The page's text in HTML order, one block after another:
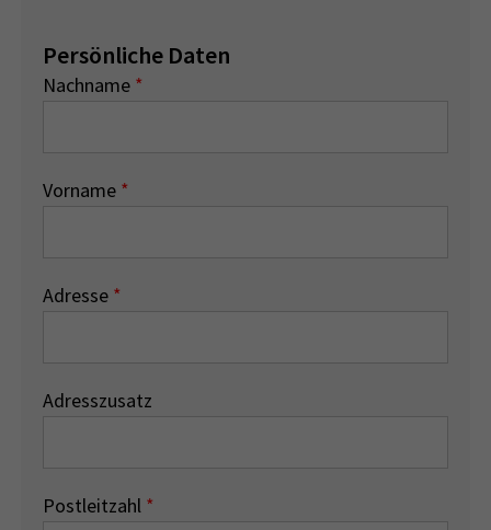
Persönliche Daten
Nachname *
Vorname *
Adresse *
Adresszusatz
Postleitzahl *